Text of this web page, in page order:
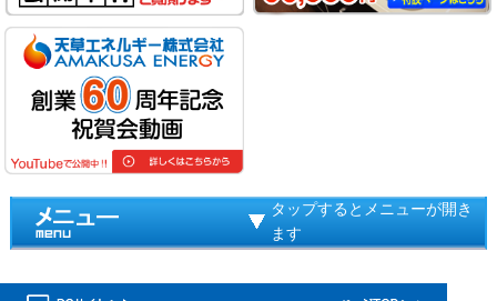
タップするとメニューが開き
ます